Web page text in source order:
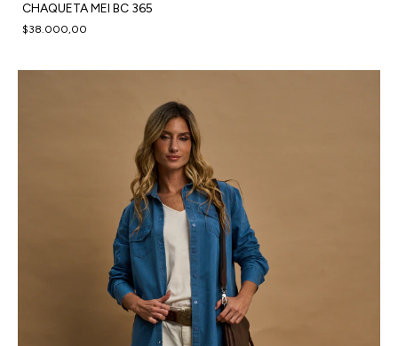
CHAQUETA MEI BC 365
$38.000,00